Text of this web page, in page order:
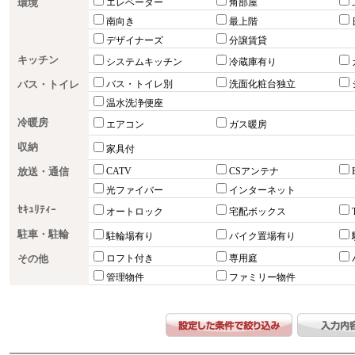
環境 エレベーター 角部屋
南向き
最上階
デザイナーズ
分譲賃貸
キッチン システムキッチン 冷蔵庫有り
バス・トイレ バス・トイレ別 洗面化粧台独立
温水洗浄便座
冷暖房 エアコン ガス暖房
収納 家具付
放送・通信 CATV CSアンテナ
光ファイバー
インターネット
ｾｷｭﾘﾃｨｰ オートロック 宅配ボックス
駐車・駐輪 駐輪場有り バイク置場有り
その他 ロフト付き 専用庭
管理物件
ファミリー物件